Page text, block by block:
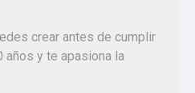
crear antes de cumplir
años y te apasiona la